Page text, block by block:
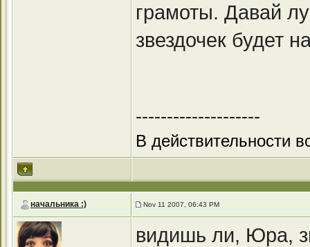
грамоты. Давай
звездочек будет
--------------------
В действительности
начальника :) Nov 11 2007, 06:43 PM
видишь ли, Юра,